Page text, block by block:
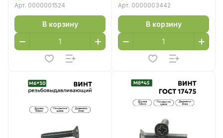
Арт. 0000001524
В корзину
Арт. 0000003442
В корзину